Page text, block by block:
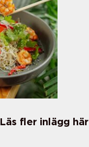
Läs fler inlägg här